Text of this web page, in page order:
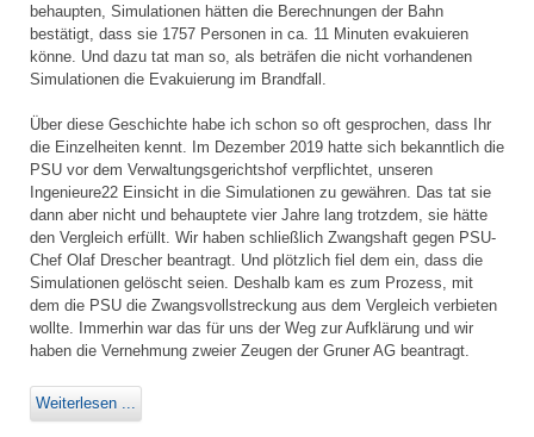
behaupten, Simulationen hätten die Berechnungen der Bahn
bestätigt, dass sie 1757 Personen in ca. 11 Minuten evakuieren
könne. Und dazu tat man so, als beträfen die nicht vorhandenen
Simulationen die Evakuierung im Brandfall.
Über diese Geschichte habe ich schon so oft gesprochen, dass Ihr
die Einzelheiten kennt. Im Dezember 2019 hatte sich bekanntlich die
PSU vor dem Verwaltungsgerichtshof verpflichtet, unseren
Ingenieure22 Einsicht in die Simulationen zu gewähren. Das tat sie
dann aber nicht und behauptete vier Jahre lang trotzdem, sie hätte
den Vergleich erfüllt. Wir haben schließlich Zwangshaft gegen PSU-
Chef Olaf Drescher beantragt. Und plötzlich fiel dem ein, dass die
Simulationen gelöscht seien. Deshalb kam es zum Prozess, mit
dem die PSU die Zwangsvollstreckung aus dem Vergleich verbieten
wollte. Immerhin war das für uns der Weg zur Aufklärung und wir
haben die Vernehmung zweier Zeugen der Gruner AG beantragt.
Weiterlesen ...